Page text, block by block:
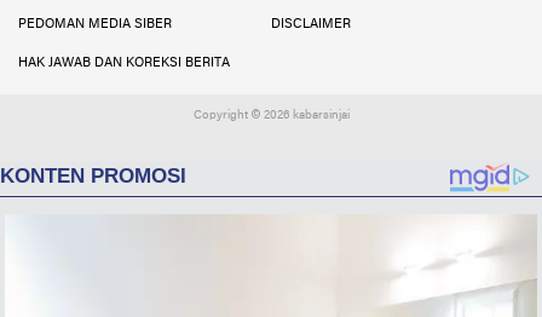
PEDOMAN MEDIA SIBER DISCLAIMER
HAK JAWAB DAN KOREKSI BERITA
Copyright © 2026 kabarsinjai